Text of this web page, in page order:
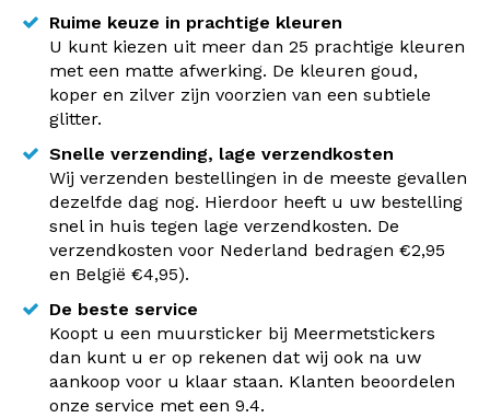
Ruime keuze in prachtige kleuren
U kunt kiezen uit meer dan 25 prachtige kleuren
met een matte afwerking. De kleuren goud,
koper en zilver zijn voorzien van een subtiele
glitter.
Snelle verzending, lage verzendkosten
Wij verzenden bestellingen in de meeste gevallen
dezelfde dag nog. Hierdoor heeft u uw bestelling
snel in huis tegen lage verzendkosten. De
verzendkosten voor Nederland bedragen €2,95
en België €4,95).
De beste service
Koopt u een muursticker bij Meermetstickers
dan kunt u er op rekenen dat wij ook na uw
aankoop voor u klaar staan. Klanten beoordelen
onze service met een 9.4.